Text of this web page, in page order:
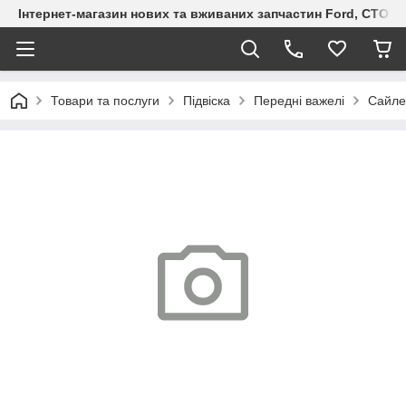
Інтернет-магазин нових та вживаних запчастин Ford, СТО
Товари та послуги Підвіска Передні важелі